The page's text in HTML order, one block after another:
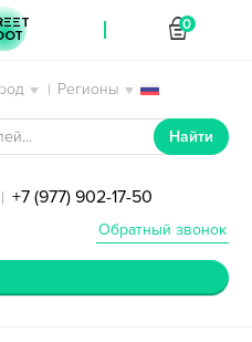
| Регионы
Найти
| +7 (977) 902-17-50
Обратный звонок
0